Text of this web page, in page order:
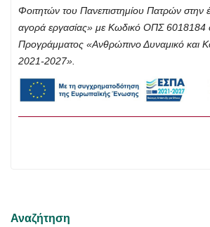
Φοιτητών του Πανεπιστημίου Πατρών στην
αγορά εργασίας» με Κωδικό ΟΠΣ 6018184
Προγράμματος «Ανθρώπινο Δυναμικό και
2021-2027».
Αναζήτηση